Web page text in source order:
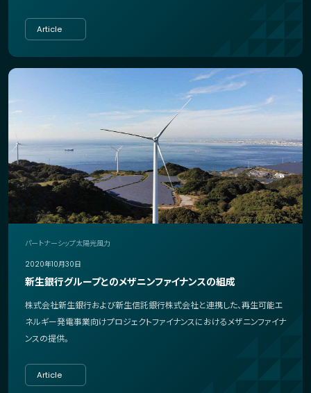
Article
パートナーシップ太陽光風力
2020年10月30日
新生銀行グループとのメザニンファイナンスの組成
株式会社新生銀行および新生信託銀行株式会社と連携した、再生可能エ
ネルギー発電事業向けプロジェクトファイナンスにおけるメザニンファイナ
ンスの提供。
Article